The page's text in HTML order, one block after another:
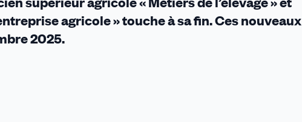
agricole » touche à sa fin. Ces nouveaux
2025.